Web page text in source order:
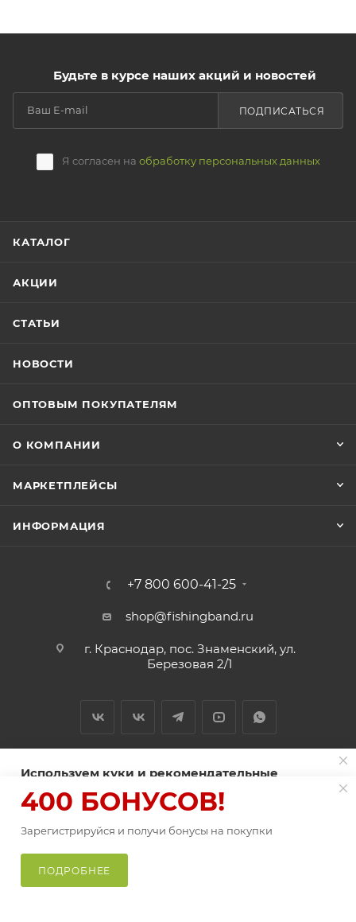
В КОРЗИНУ
Будьте в курсе наших акций и новостей
Я согласен на обработку персональных данных
ПОДПИСАТЬСЯ
КАТАЛОГ
АКЦИИ
СТАТЬИ
НОВОСТИ
ОПТОВЫМ ПОКУПАТЕЛЯМ
О КОМПАНИИ
МАРКЕТПЛЕЙСЫ
ИНФОРМАЦИЯ
+7 800 600-41-25
shop@fishingband.ru
г. Краснодар, пос. Знаменский, ул.
Березовая 2/1
2026 © ИП Нитиевский А.В.
Используем куки и рекомендательные
Пользуясь сайтом Fishingband.ru, вы соглашаетесь на
использованиефайлов куки.
ПРИНИМАЮ
400 БОНУСОВ!
Зарегистрируйся и получи бонусы на покупки
ПОДРОБНЕЕ
Главная
Каталог